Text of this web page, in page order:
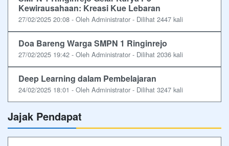
Kewirausahaan: Kreasi Kue Lebaran
27/02/2025 20:08 - Oleh Administrator - Dilihat 2447 kali
Doa Bareng Warga SMPN 1 Ringinrejo
27/02/2025 19:42 - Oleh Administrator - Dilihat 2036 kali
Deep Learning dalam Pembelajaran
24/02/2025 18:01 - Oleh Administrator - Dilihat 3247 kali
Jajak Pendapat